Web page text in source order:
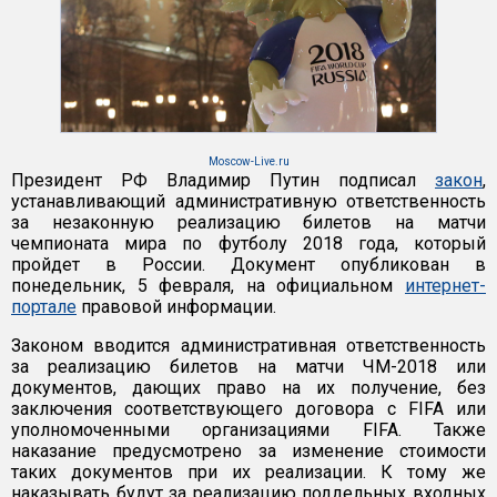
Moscow-Live.ru
Президент РФ Владимир Путин подписал закон,
устанавливающий административную ответственность
за незаконную реализацию билетов на матчи
чемпионата мира по футболу 2018 года, который
пройдет в России. Документ опубликован в
понедельник, 5 февраля, на официальном интернет-
портале правовой информации.
Законом вводится административная ответственность
за реализацию билетов на матчи ЧМ-2018 или
документов, дающих право на их получение, без
заключения соответствующего договора с FIFA или
уполномоченными организациями FIFA. Также
наказание предусмотрено за изменение стоимости
таких документов при их реализации. К тому же
наказывать будут за реализацию поддельных входных